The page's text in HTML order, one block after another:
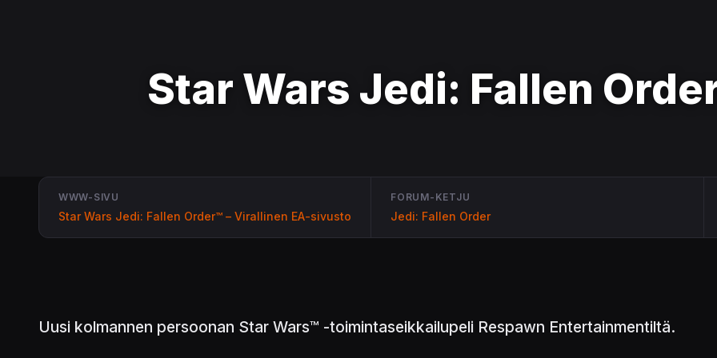
Star Wars Jedi: Fallen
WWW-SIVU
Star Wars Jedi: Fallen Order™ – Virallinen EA-sivusto
FORUM-KETJU
Jedi: Fallen Order
Uusi kolmannen persoonan Star Wars™ -toimintaseikkailupeli Respawn Entertainmentiltä.